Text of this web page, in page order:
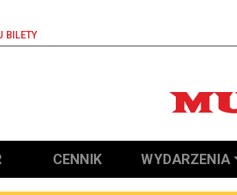
BILETY
CENNIK WYDARZENIA